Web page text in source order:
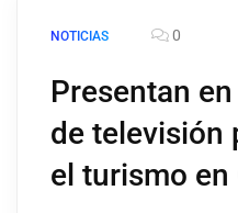
NOTICIAS 0
Presentan
de televisión
el turismo en